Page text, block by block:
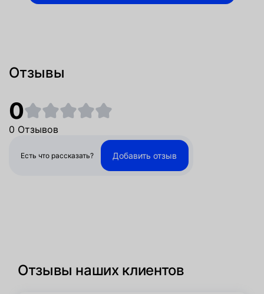
Отзывы
0
0 Отзывов
Есть что рассказать? Добавить отзыв
Отзывы наших клиентов